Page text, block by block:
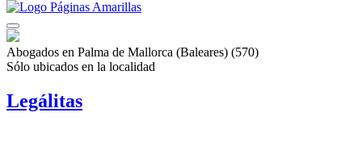
Abogados en Palma de Mallorca (Baleares) (570)
Sólo ubicados en la localidad
Legálitas